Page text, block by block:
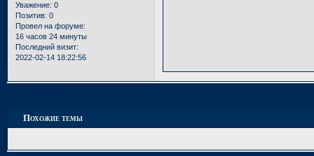
Уважение: 0
Позитив: 0
Провел на форуме:
16 часов 24 минуты
Последний визит:
2022-02-14 18:22:56
Похожие темы